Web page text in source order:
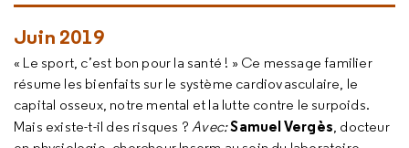
Juin 2019
« Le sport, c’est bon pour la santé ! » Ce message familier
résume les bienfaits sur le système cardiovasculaire, le
capital osseux, notre mental et la lutte contre le surpoids.
Mais existe-t-il des risques ? Avec:Samuel Vergès, docteur